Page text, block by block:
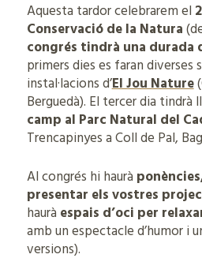
Aquesta tardor celebrarem el
Conservació de la Natura
congrés tindrà una durada
primers dies es faran diverses
instal·lacions d’El Jou Nature
Berguedà). El tercer dia tindrà
camp al Parc Natural del
Trencapinyes a Coll de Pal,
Al congrés hi haurà
presentar els vostres
haurà espais d’oci per
amb un espectacle d’humor i
versions).